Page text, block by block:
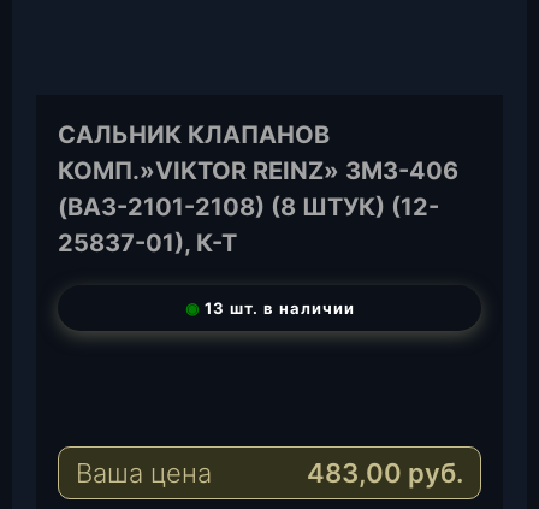
САЛЬНИК КЛАПАНОВ
КОМП.»VIKTOR REINZ» ЗМЗ-406
(ВАЗ-2101-2108) (8 ШТУК) (12-
25837-01), К-Т
◉ 13 шт. в наличии
e
r
a
s
a
Ваша цена 483,00 руб.